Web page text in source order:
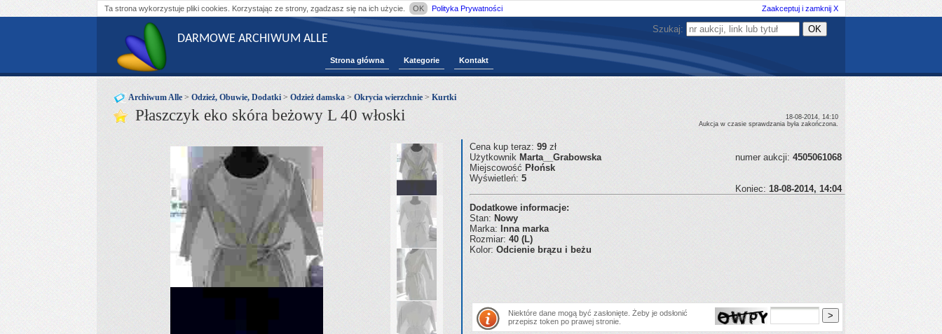
Ta strona wykorzystuje pliki cookies. Korzystając ze strony, zgadzasz się na ich użycie. OK Polityka Prywatności Zaakceptuj i zamknij X
DARMOWE ARCHIWUM ALLE
Strona główna Kategorie Kontakt
Szukaj:
Archiwum Alle > Odzież, Obuwie, Dodatki > Odzież damska > Okrycia wierzchnie > Kurtki
Płaszczyk eko skóra beżowy L 40 włoski
18-08-2014, 14:10
Aukcja w czasie sprawdzania była zakończona.
Cena kup teraz: 99 zł
Użytkownik Marta__Grabowska numer aukcji: 4505061068
Miejscowość Płońsk
Wyświetleń: 5
Koniec: 18-08-2014, 14:04
Dodatkowe informacje:
Stan: Nowy
Marka: Inna marka
Rozmiar: 40 (L)
Kolor: Odcienie brązu i beżu
Niektóre dane mogą być zasłonięte. Żeby je odsłonić
przepisz token po prawej stronie.